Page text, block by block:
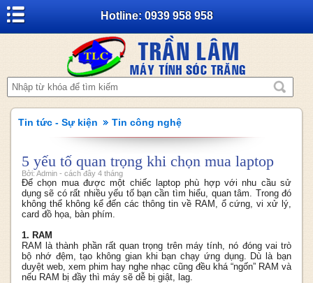
Hotline: 0939 958 958
Tin tức - Sự kiện Tin công nghệ
5 yếu tố quan trọng khi chọn mua laptop
Bởi: Admin - cách đây 4 tháng
Để chọn mua được một chiếc laptop phù hợp với nhu cầu sử
dụng sẽ có rất nhiều yếu tố bạn cần tìm hiểu, quan tâm. Trong đó
không thể không kể đến các thông tin về RAM, ổ cứng, vi xử lý,
card đồ họa, bàn phím.
1. RAM
RAM là thành phần rất quan trọng trên máy tính, nó đóng vai trò
bộ nhớ đệm, tạo không gian khi bạn chạy ứng dụng. Dù là bạn
duyệt web, xem phim hay nghe nhạc cũng đều khá “ngốn” RAM và
nếu RAM bị đầy thì máy sẽ dễ bị giật, lag.